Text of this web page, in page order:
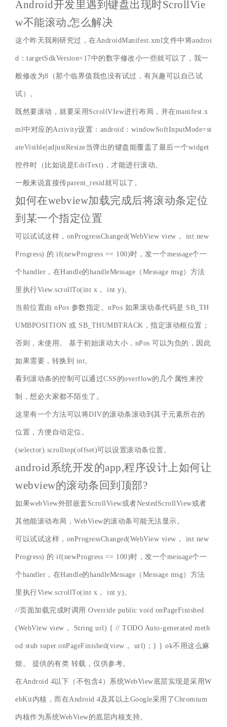
Android开发里遇到键盘出现时ScrollVie
w不能滚动,怎么解决
这个昨天我刚研究过，在AndroidManifest.xml文件中将androi
d：targetSdkVersion=17中的数字修改小一些就可以了，我一
般修改为8（那个临界值我也没有试过，有兴趣可以自己试
试）。
既然要滚动，就要采用ScrollVIew进行布局，并在manifest.x
ml中对应的Activity设置：android：windowSoftInputMode=st
ateVisible|adjustResize当弹出的键盘能覆盖了最后一个widget
控件时（比如说是EditText)，才能进行滚动。
一般来说直接传parent_resid就可以了。
如何在webview加载完成后将滚动条定位
到某一个指定位置
可以试试这样，onProgressChanged(WebView view， int new
Progress) 的 if(newProgress == 100)时，发一个message个一
个handler，在Handle的handleMessage（Message msg）方法
里执行View.scrollTo(int x， int y)。
当前位置由 nPos 参数指定。nPos 如果滚动条代码是 SB_TH
UMBPOSITION 或 SB_THUMBTRACK，指定滚动框位置；
否则，未使用。 基于初始滚动大小，nPos 可以为负的，因此
如果需要，转换到 int。
看到滚动条的控制可以通过CSS的overflow的几个属性来控
制，想必大家都不陌生了。
这里有一个方法可以将DIV的滚动条滚动到其子元素所在的
位置，方便自动定位。
(selector).scrolltop(offset)可以设置滚动条位置。
android系统开发的app,程序设计上如何让
webview的滚动条回到顶部?
如果webView外部嵌套ScrollView或者NestedScrollView或者
其他能滚动布局，WebView的滚动条可能无法显示。
可以试试这样，onProgressChanged(WebView view， int new
Progress) 的 if(newProgress == 100)时，发一个message个一
个handler，在Handle的handleMessage（Message msg）方法
里执行View.scrollTo(int x， int y)。
//页面加载完成时调用 Override public void onPageFinished
(WebView view， String url) { // TODO Auto-generated meth
od stub super.onPageFinished(view， url)；} } ok不用这么麻
烦。 提供的有类 转载，仅供参考。
在Android 4以下（不包含4）系统WebView底层实现是采用W
ebKit内核，而在Android 4及其以上Google采用了Chromium
内核作为系统WebView的底层内核支持。